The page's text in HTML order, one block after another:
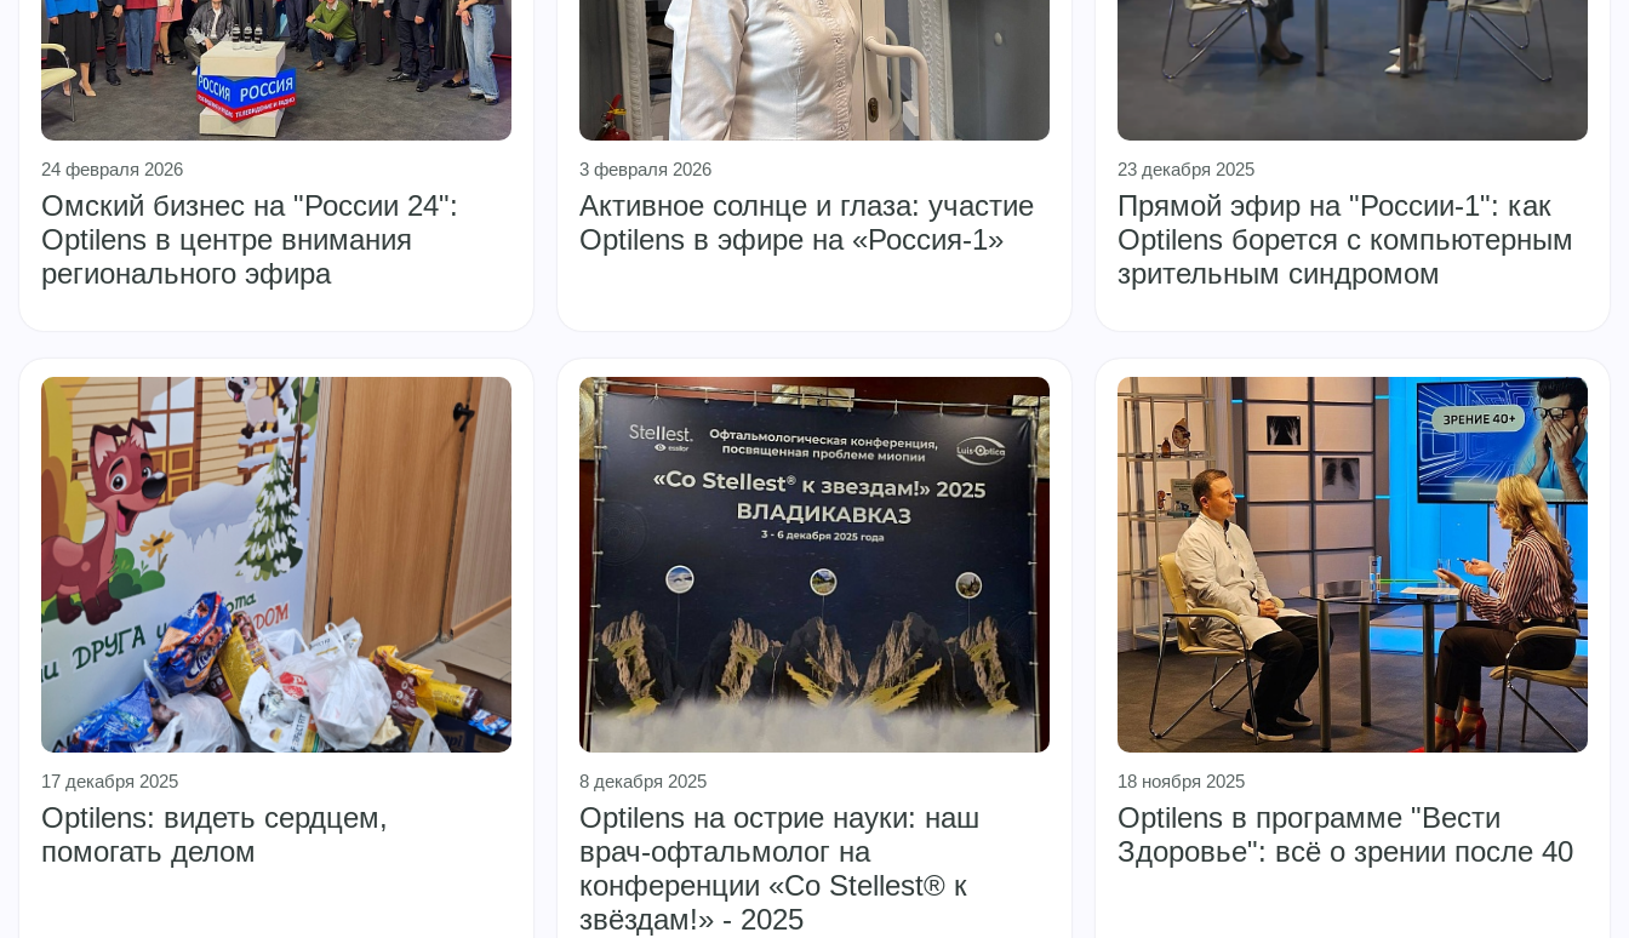
24 февраля 2026
Омский бизнес на "России 24":
Optilens в центре внимания
регионального эфира
3 февраля 2026
Активное солнце и глаза: участие
Optilens в эфире на «Россия-1»
23 декабря 2025
Прямой эфир на "России-1": как
Optilens борется с компьютерным
зрительным синдромом
17 декабря 2025
Optilens: видеть сердцем,
помогать делом
8 декабря 2025
Optilens на острие науки: наш
врач-офтальмолог на
конференции «Со Stellest® к
звёздам!» - 2025
18 ноября 2025
Optilens в программе "Вести
Здоровье": всё о зрении после 40